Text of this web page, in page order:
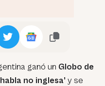
ganó un Globo de
no inglesa’ y se